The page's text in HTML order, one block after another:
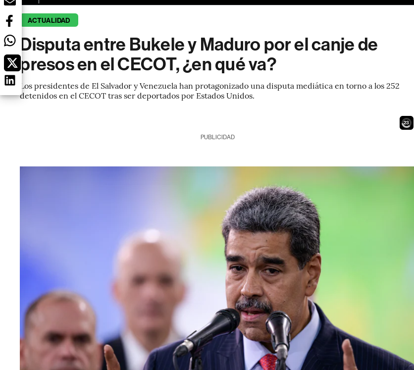
ACTUALIDAD
Disputa entre Bukele y Maduro por el canje de
presos en el CECOT, ¿en qué va?
Los presidentes de El Salvador y Venezuela han protagonizado una disputa mediática en torno a los 252
detenidos en el CECOT tras ser deportados por Estados Unidos.
21
PUBLICIDAD